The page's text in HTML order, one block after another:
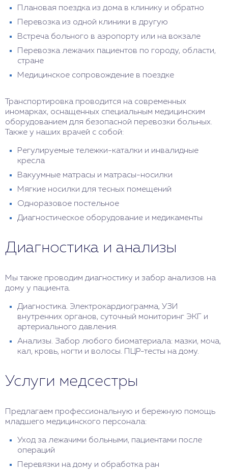
Плановая поездка из дома в клинику и обратно
Перевозка из одной клиники в другую
Встреча больного в аэропорту или на вокзале
Перевозка лежачих пациентов по городу, области,
стране
Медицинское сопровождение в поездке
Транспортировка проводится на современных
иномарках, оснащенных специальным медицинским
оборудованием для безопасной перевозки больных.
Также у наших врачей с собой:
Регулируемые тележки-каталки и инвалидные
кресла
Вакуумные матрасы и матрасы-носилки
Мягкие носилки для тесных помещений
Одноразовое постельное
Диагностическое оборудование и медикаменты
Диагностика и анализы
Мы также проводим диагностику и забор анализов на
дому у пациента.
Диагностика. Электрокардиограмма, УЗИ
внутренних органов, суточный мониторинг ЭКГ и
артериального давления.
Анализы. Забор любого биоматериала: мазки, моча,
кал, кровь, ногти и волосы. ПЦР-тесты на дому.
Услуги медсестры
Предлагаем профессиональную и бережную помощь
младшего медицинского персонала:
Уход за лежачими больными, пациентами после
операций
Перевязки на дому и обработка ран